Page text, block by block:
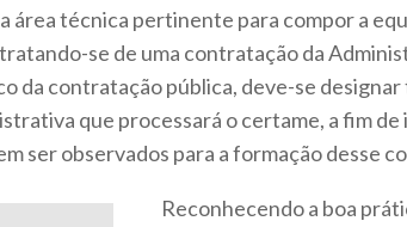
área técnica pertinente para compor a
se de uma contratação da
da contratação pública, deve-se designar
que processará o certame, a fim de
ser observados para a formação desse
Reconhecendo a boa